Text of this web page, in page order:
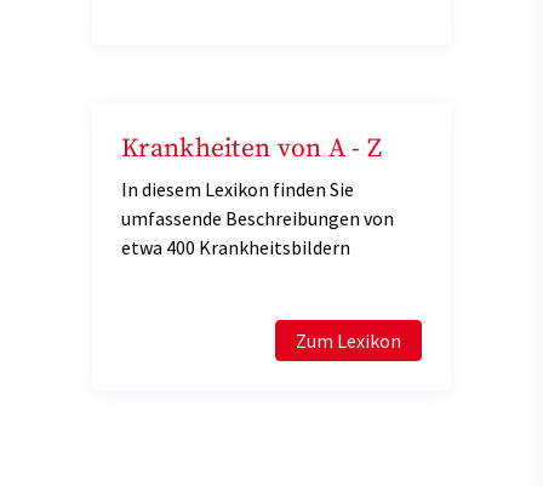
Krankheiten von A - Z
In diesem Lexikon finden Sie
umfassende Beschreibungen von
etwa 400 Krankheitsbildern
Zum Lexikon